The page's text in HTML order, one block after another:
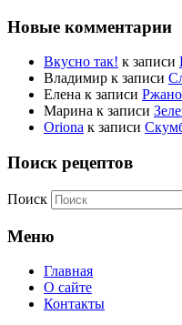
Новые комментарии
Вкусно так! к записи
Владимир к записи
Елена к записи
Марина к записи
Oriona к записи
Поиск рецептов
Поиск
Меню
Главная
О сайте
Контакты